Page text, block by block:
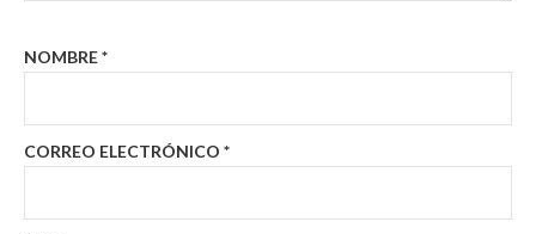
NOMBRE*
CORREO ELECTRÓNICO *